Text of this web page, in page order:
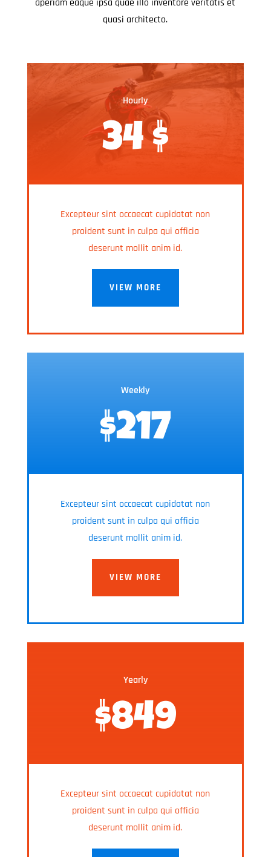
aperiam eaque ipsa quae illo inventore veritatis et
quasi architecto.
Hourly
34 $
Excepteur sint occaecat cupidatat non
proident sunt in culpa qui officia
deserunt mollit anim id.
VIEW MORE
Weekly
$217
Excepteur sint occaecat cupidatat non
proident sunt in culpa qui officia
deserunt mollit anim id.
VIEW MORE
Yearly
$849
Excepteur sint occaecat cupidatat non
proident sunt in culpa qui officia
deserunt mollit anim id.